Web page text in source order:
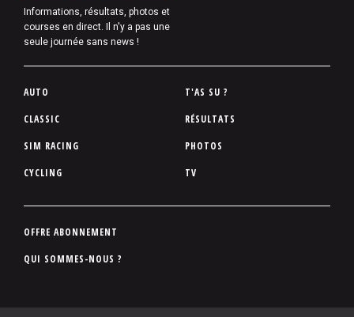
Informations, résultats, photos et
courses en direct. Il n'y a pas une
seule journée sans news !
P
d
d
p
e
AUTO
CLASSIC
SIM RACING
CYCLING
T'AS SU ?
RÉSULTATS
PHOTOS
TV
P
d
OFFRE ABONNEMENT
QUI SOMMES-NOUS ?